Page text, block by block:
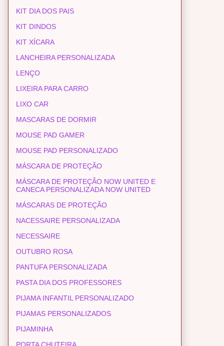
KIT DIA DOS PAIS
KIT DINDOS
KIT XÍCARA
LANCHEIRA PERSONALIZADA
LENÇO
LIXEIRA PARA CARRO
LIXO CAR
MASCARAS DE DORMIR
MOUSE PAD GAMER
MOUSE PAD PERSONALIZADO
MÁSCARA DE PROTEÇÃO
MÁSCARA DE PROTEÇÃO NOW UNITED E
CANECA PERSONALIZADA NOW UNITED
MÁSCARAS DE PROTEÇÃO
NACESSAIRE PERSONALIZADA
NECESSAIRE
OUTUBRO ROSA
PANTUFA PERSONALIZADA
PASTA DIA DOS PROFESSORES
PIJAMA INFANTIL PERSONALIZADO
PIJAMAS PERSONALIZADOS
PIJAMINHA
PORTA CHUTEIRA